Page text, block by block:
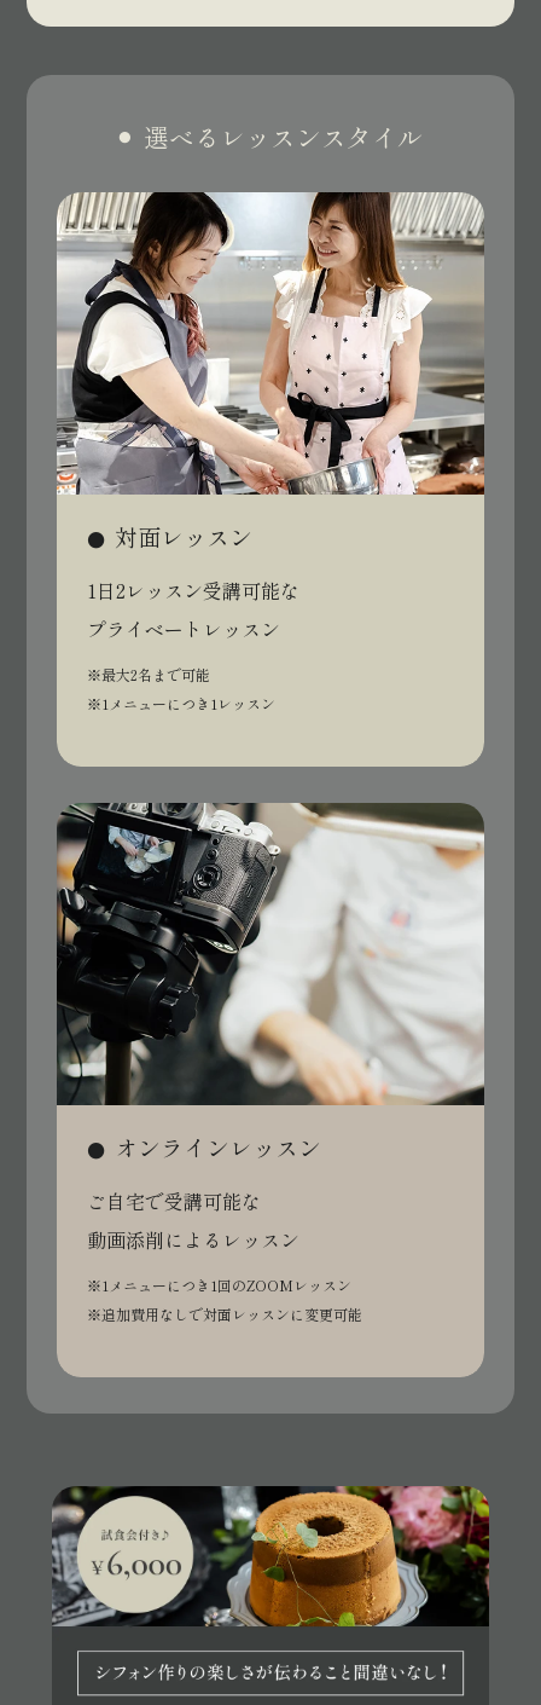
選べるレッスンスタイル
対面レッスン
1日2レッスン受講可能な
プライベートレッスン
※最大2名まで可能
※1メニューにつき1レッスン
オンライン レッスン
ご自宅で受講可能な
動画添削によるレッスン
※1メニューにつき 1回のZOOMレッスン
※追加費用なしで対面レッスンに変更可能